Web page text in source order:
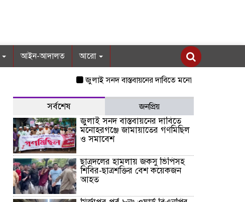
আইন-আদালত আরো
জুলাই সনদ বাস্তবায়নের দাবিতে মনোহরগঞ্জে জামায়াতের
সর্বশেষ জনপ্রিয়
জুলাই সনদ বাস্তবায়নের দাবিতে
মনোহরগঞ্জে জামায়াতের গণমিছিল
ও সমাবেশ
ছাত্রদলের হামলায় জকসু ভিপিসহ
শিবির-ছাত্রশক্তির বেশ কয়েকজন
আহত